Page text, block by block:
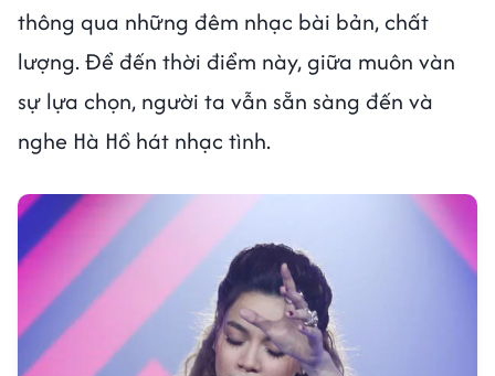
thông qua những đêm nhạc bài bản, chất
lượng. Để đến thời điểm này, giữa muôn vàn
sự lựa chọn, người ta vẫn sẵn sàng đến và
nghe Hà Hồ hát nhạc tình.